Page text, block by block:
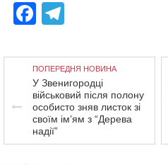
Facebook
ПОПЕРЕДНЯ НОВИНА
У Звенигородці
військовий після полону
особисто зняв листок зі
своїм ім’ям з “Дерева
надії”